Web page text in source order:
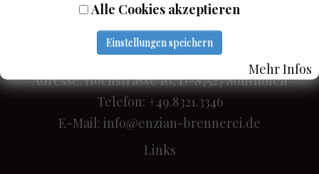
Wein Turra
Adresse: Hochstrasse 10, D-87527 Sonthofen
Telefon: +49.8321.3346
E-Mail: info@enzian-brennerei.de
Links
Alle Cookies akzeptieren
Einstellungen speichern
Mehr Infos